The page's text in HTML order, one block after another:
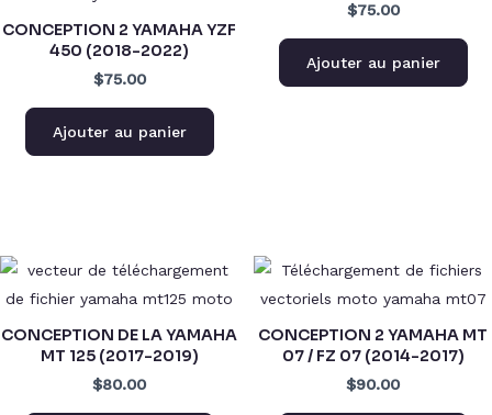
CONCEPTION 2 YAMAHA YZF
450 (2018-2022)
$75.00
Ajouter au panier
$75.00
Ajouter au panier
CONCEPTION DE LA YAMAHA
MT 125 (2017-2019)
$80.00
CONCEPTION 2 YAMAHA MT
07 / FZ 07 (2014-2017)
$90.00